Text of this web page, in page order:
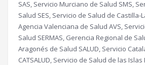
SAS, Servicio Murciano de Salud SMS,
Salud SES, Servicio de Salud de Castilla-
Agencia Valenciana de Salud AVS,
Salud SERMAS, Gerencia Regional de
Aragonés de Salud SALUD, Servicio
CATSALUD, Servicio de Salud de las Islas